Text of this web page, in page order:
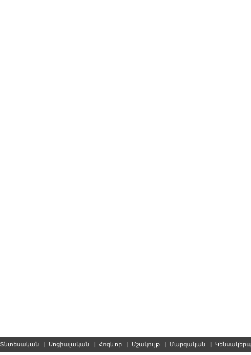
Տնտեսական | Սոցիալական | Հոգևոր | Մշակույթ | Մարզական | Կենսակերպ